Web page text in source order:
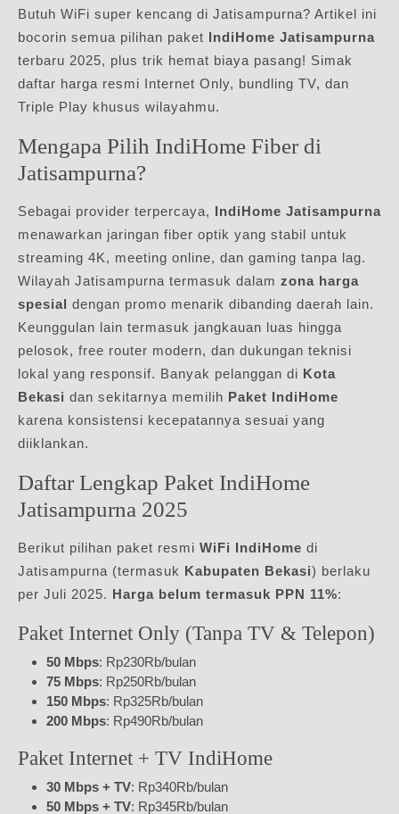
Butuh WiFi super kencang di Jatisampurna? Artikel ini
bocorin semua pilihan paket IndiHome Jatisampurna
terbaru 2025, plus trik hemat biaya pasang! Simak
daftar harga resmi Internet Only, bundling TV, dan
Triple Play khusus wilayahmu.
Mengapa Pilih IndiHome Fiber di
Jatisampurna?
Sebagai provider terpercaya, IndiHome Jatisampurna
menawarkan jaringan fiber optik yang stabil untuk
streaming 4K, meeting online, dan gaming tanpa lag.
Wilayah Jatisampurna termasuk dalam zona harga
spesial dengan promo menarik dibanding daerah lain.
Keunggulan lain termasuk jangkauan luas hingga
pelosok, free router modern, dan dukungan teknisi
lokal yang responsif. Banyak pelanggan di Kota
Bekasi dan sekitarnya memilih Paket IndiHome
karena konsistensi kecepatannya sesuai yang
diiklankan.
Daftar Lengkap Paket IndiHome
Jatisampurna 2025
Berikut pilihan paket resmi WiFi IndiHome di
Jatisampurna (termasuk Kabupaten Bekasi) berlaku
per Juli 2025. Harga belum termasuk PPN 11%:
Paket Internet Only (Tanpa TV & Telepon)
50 Mbps: Rp230Rb/bulan
75 Mbps: Rp250Rb/bulan
150 Mbps: Rp325Rb/bulan
200 Mbps: Rp490Rb/bulan
Paket Internet + TV IndiHome
30 Mbps + TV: Rp340Rb/bulan
50 Mbps + TV: Rp345Rb/bulan